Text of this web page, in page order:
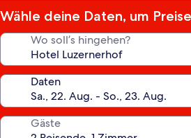
Wähle deine Daten, um
Wo soll’s hingehen?
Daten
Gäste